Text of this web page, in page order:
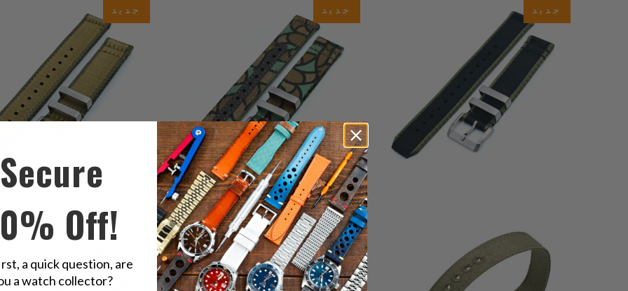
إجمالي
المراجعات
جديد
إجمالي
المراجعات
جديد
إجمالي
المراجعات
جديد
(1)1
إجمالي
$29.35
(1)1
إجمالي
المراجعات
$34.65
إجمالي
المراجعات
Secure
Off!
a quick question, are
a watch collector?